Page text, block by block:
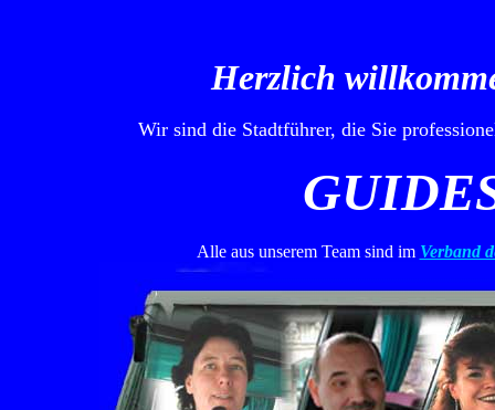
Herzlich
Wir sind die Stadtführer, die Sie
Alle aus unserem Team sind im Verband